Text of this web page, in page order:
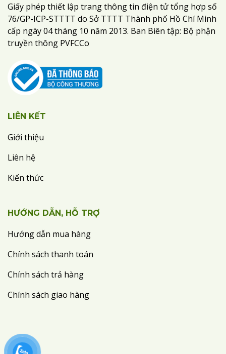
Giấy phép thiết lập trang thông tin điện tử tổng hợp số
76/GP-ICP-STTTT do Sở TTTT Thành phố Hồ Chí Minh
cấp ngày 04 tháng 10 năm 2013. Ban Biên tập: Bộ phận
truyền thông PVFCCo
LIÊN KẾT
Giới thiệu
Liên hệ
Kiến thức
HƯỚNG DẪN, HỖ TRỢ
Hướng dẫn mua hàng
Chính sách thanh toán
Chính sách trả hàng
Chính sách giao hàng